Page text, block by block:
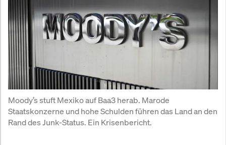
Moody’s stuft Mexiko auf Baa3 herab. Marode
Staatskonzerne und hohe Schulden führen das Land an den
Rand des Junk-Status. Ein Krisenbericht.